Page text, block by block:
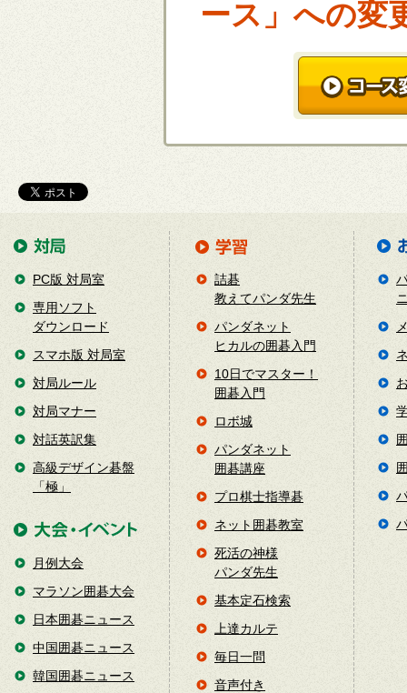
ース」への変
PC版 対局室
専用ソフト
ダウンロード
スマホ版 対局室
対局ルール
対局マナー
対話英訳集
高級デザイン碁盤
「極」
月例大会
マラソン囲碁大会
日本囲碁ニュース
中国囲碁ニュース
韓国囲碁ニュース
詰碁
教えてパンダ先生
パンダネット
ヒカルの囲碁入門
10日でマスター！
囲碁入門
ロボ城
パンダネット
囲碁講座
プロ棋士指導碁
ネット囲碁教室
死活の神様
パンダ先生
基本定石検索
上達カルテ
毎日一問
音声付き